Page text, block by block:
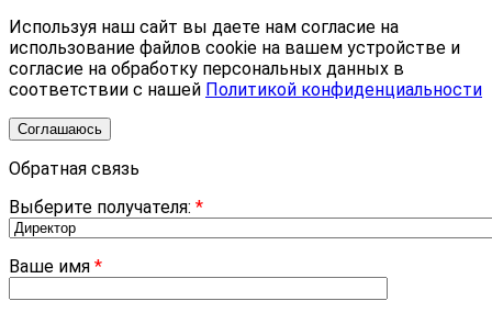
Используя наш сайт вы даете нам согласие на
использование файлов cookie на вашем устройстве и
согласие на обработку персональных данных в
соответствии с нашей Политикой конфиденциальности
Соглашаюсь
Обратная связь
Выберите получателя: *
Ваше имя *